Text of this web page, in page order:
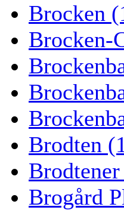
Brocken
Brocken-
Brodten
Brogård